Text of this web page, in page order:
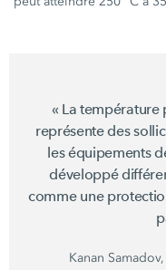
« La température
représente des
les équipements
développé
comme une
Kanan